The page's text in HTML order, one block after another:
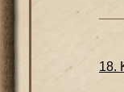
18.